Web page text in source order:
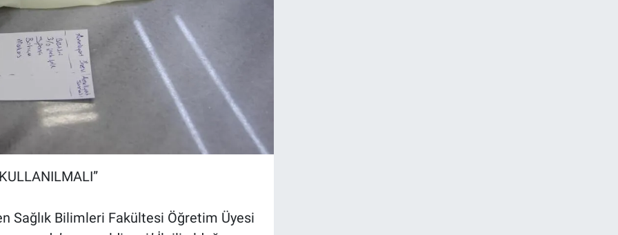
Sağlık Bilimleri Fakültesi Öğretim Üyesi